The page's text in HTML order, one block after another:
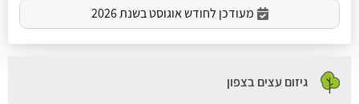
מעודכן לחודש אוגוסט בשנת 2026
גיזום עצים בצפון